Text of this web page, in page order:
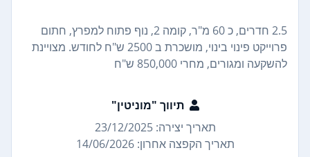
2.5 חדרים, כ 60 מ"ר, קומה 2, נוף פתוח למפרץ, חתום
פרוייקט פינוי בינוי, מושכרת ב 2500 ש"ח לחודש. מצויינת
להשקעה ומגורים, מחרי 850,000 ש"ח
תיווך "מוניטין"
תאריך יצירה: 23/12/2025
תאריך הקפצה אחרון: 14/06/2026